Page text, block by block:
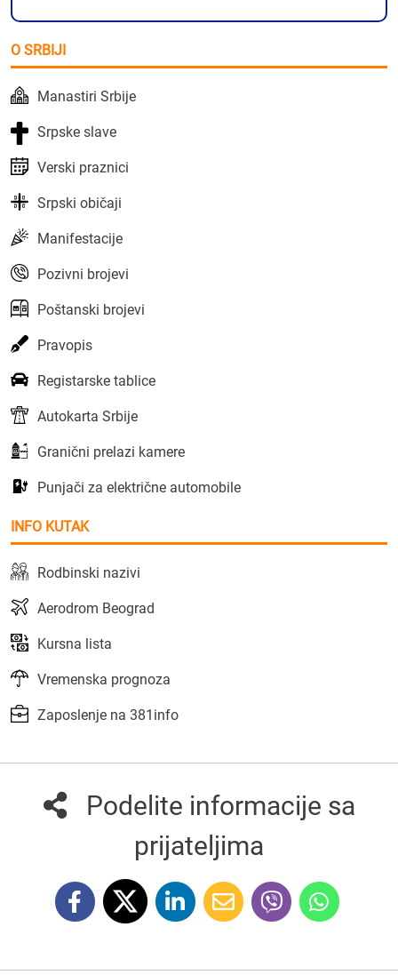
O SRBIJI
Manastiri Srbije
Srpske slave
Verski praznici
Srpski običaji
Manifestacije
Pozivni brojevi
Poštanski brojevi
Pravopis
Registarske tablice
Autokarta Srbije
Granični prelazi kamere
Punjači za električne automobile
INFO KUTAK
Rodbinski nazivi
Aerodrom Beograd
Kursna lista
Vremenska prognoza
Zaposlenje na 381info
Podelite informacije sa
prijateljima